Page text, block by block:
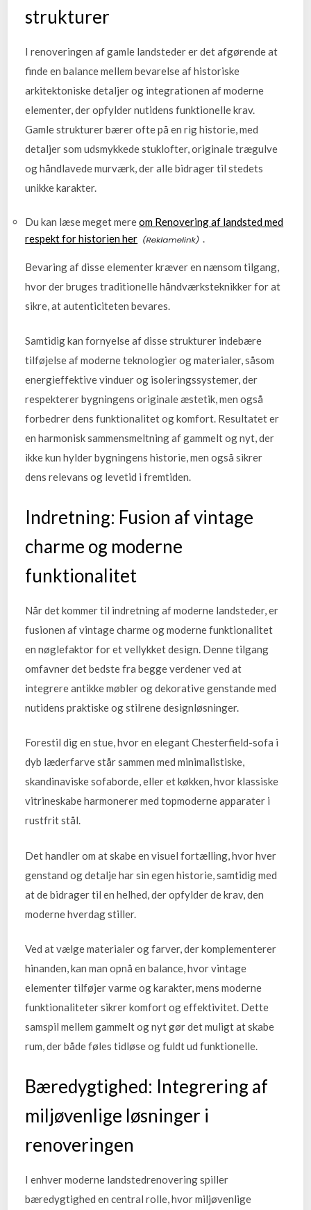
strukturer
I renoveringen af gamle landsteder er det afgørende at
finde en balance mellem bevarelse af historiske
arkitektoniske detaljer og integrationen af moderne
elementer, der opfylder nutidens funktionelle krav.
Gamle strukturer bærer ofte på en rig historie, med
detaljer som udsmykkede stuklofter, originale trægulve
og håndlavede murværk, der alle bidrager til stedets
unikke karakter.
Du kan læse meget mereom Renovering af landsted med
respekt for historien her
.
Bevaring af disse elementer kræver en nænsom tilgang,
hvor der bruges traditionelle håndværksteknikker for at
sikre, at autenticiteten bevares.
Samtidig kan fornyelse af disse strukturer indebære
tilføjelse af moderne teknologier og materialer, såsom
energieffektive vinduer og isoleringssystemer, der
respekterer bygningens originale æstetik, men også
forbedrer dens funktionalitet og komfort. Resultatet er
en harmonisk sammensmeltning af gammelt og nyt, der
ikke kun hylder bygningens historie, men også sikrer
dens relevans og levetid i fremtiden.
Indretning: Fusion af vintage
charme og moderne
funktionalitet
Når det kommer til indretning af moderne landsteder, er
fusionen af vintage charme og moderne funktionalitet
en nøglefaktor for et vellykket design. Denne tilgang
omfavner det bedste fra begge verdener ved at
integrere antikke møbler og dekorative genstande med
nutidens praktiske og stilrene designløsninger.
Forestil dig en stue, hvor en elegant Chesterfield-sofa i
dyb læderfarve står sammen med minimalistiske,
skandinaviske sofaborde, eller et køkken, hvor klassiske
vitrineskabe harmonerer med topmoderne apparater i
rustfrit stål.
Det handler om at skabe en visuel fortælling, hvor hver
genstand og detalje har sin egen historie, samtidig med
at de bidrager til en helhed, der opfylder de krav, den
moderne hverdag stiller.
Ved at vælge materialer og farver, der komplementerer
hinanden, kan man opnå en balance, hvor vintage
elementer tilføjer varme og karakter, mens moderne
funktionaliteter sikrer komfort og effektivitet. Dette
samspil mellem gammelt og nyt gør det muligt at skabe
rum, der både føles tidløse og fuldt ud funktionelle.
Bæredygtighed: Integrering af
miljøvenlige løsninger i
renoveringen
I enhver moderne landstedrenovering spiller
bæredygtighed en central rolle, hvor miljøvenlige